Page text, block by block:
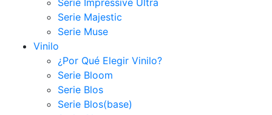
Serie Impressive Ultra
Serie Majestic
Serie Muse
Vinilo
¿Por Qué Elegir Vinilo?
Serie Bloom
Serie Blos
Serie Blos(base)